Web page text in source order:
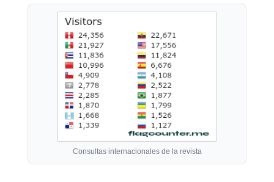
Consultas internacionales de la revista